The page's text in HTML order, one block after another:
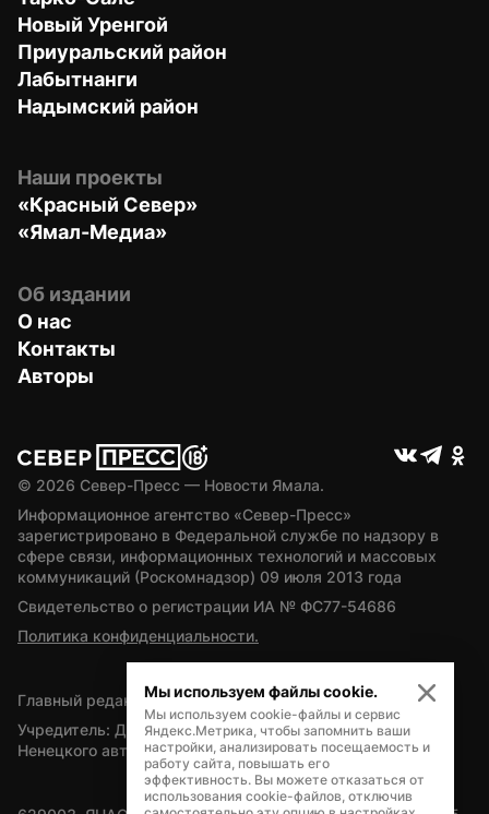
Новый Уренгой
Приуральский район
Лабытнанги
Надымский район
Наши проекты
«Красный Север»
«Ямал-Медиа»
Об издании
О нас
Контакты
Авторы
© 2026 Север-Пресс — Новости Ямала.
Информационное агентство «Север-Пресс»
зарегистрировано в Федеральной службе по надзору в
сфере связи, информационных технологий и массовых
коммуникаций (Роскомнадзор) 09 июля 2013 года
Свидетельство о регистрации ИА № ФС77-54686
Политика конфиденциальности.
Главный редактор — А.Л. Поздеев
Учредитель: Департамент внутренней политики Ямало-
Ненецкого автономного округа
Мы используем файлы cookie.
Мы используем cookie-файлы и сервис
Яндекс.Метрика, чтобы запомнить ваши
настройки, анализировать посещаемость и
работу сайта, повышать его
эффективность. Вы можете отказаться от
использования cookie-файлов, отключив